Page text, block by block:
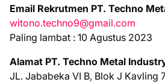
Email Rekrutmen PT. Techno
witono.techno9@gmail.com
Paling lambat : 10 Agustus 2023
Alamat PT. Techno Metal
JL. Jababeka VI B, Blok J Kavling